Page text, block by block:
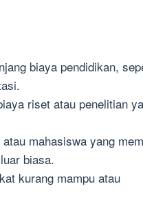
biaya pendidikan,
riset atau penelitian
mahasiswa yang
biasa.
kurang mampu atau